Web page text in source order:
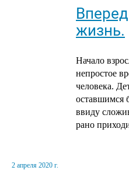
жизнь.
Начало
непростое
человека.
оставшимся
ввиду
рано
2 апреля 2020 г.